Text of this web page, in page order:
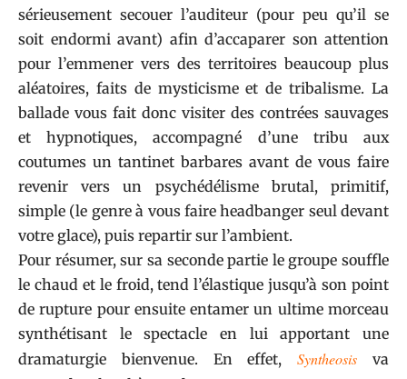
sérieusement secouer l’auditeur (pour peu qu’il se
soit endormi avant) afin d’accaparer son attention
pour l’emmener vers des territoires beaucoup plus
aléatoires, faits de mysticisme et de tribalisme. La
ballade vous fait donc visiter des contrées sauvages
et hypnotiques, accompagné d’une tribu aux
coutumes un tantinet barbares avant de vous faire
revenir vers un psychédélisme brutal, primitif,
simple (le genre à vous faire headbanger seul devant
votre glace), puis repartir sur l’ambient.
Pour résumer, sur sa seconde partie le groupe souffle
le chaud et le froid, tend l’élastique jusqu’à son point
de rupture pour ensuite entamer un ultime morceau
synthétisant le spectacle en lui apportant une
dramaturgie bienvenue. En effet,Syntheosis
va